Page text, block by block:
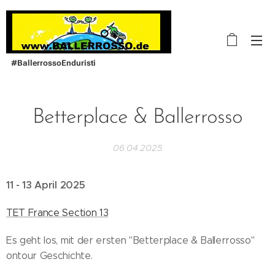
#BallerrossoEnduristi
Betterplace & Ballerrosso
06.04.2025
11 - 13 April 2025
TET France Section 13
Es geht los, mit der ersten "Betterplace & Ballerrosso"
ontour Geschichte.